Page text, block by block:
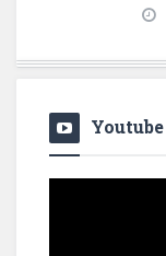
Youtube